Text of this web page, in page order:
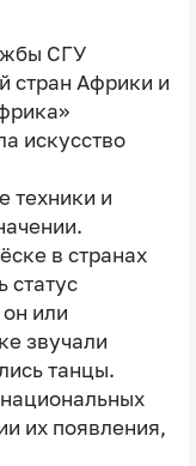
СГУ
стран Африки и
искусство
техники и
в странах
статус
или
звучали
танцы.
их появления,